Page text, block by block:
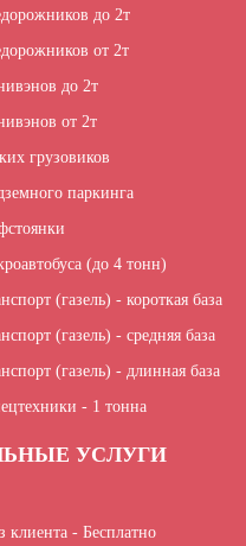
до 2т
от 2т
до 2т
от 2т
грузовиков
паркинга
(до 4 тонн)
(газель) - короткая база
(газель) - средняя база
(газель) - длинная база
- 1 тонна
УСЛУГИ
клиента - Бесплатно